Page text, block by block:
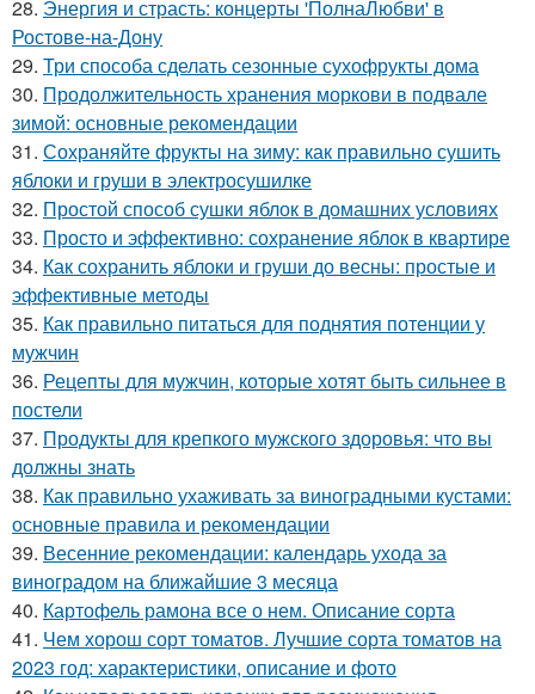
28. Энергия и страсть: концерты 'ПолнаЛюбви' в
Ростове-на-Дону
29. Три способа сделать сезонные сухофрукты дома
30. Продолжительность хранения моркови в подвале
зимой: основные рекомендации
31. Сохраняйте фрукты на зиму: как правильно сушить
яблоки и груши в электросушилке
32. Простой способ сушки яблок в домашних условиях
33. Просто и эффективно: сохранение яблок в квартире
34. Как сохранить яблоки и груши до весны: простые и
эффективные методы
35. Как правильно питаться для поднятия потенции у
мужчин
36. Рецепты для мужчин, которые хотят быть сильнее в
постели
37. Продукты для крепкого мужского здоровья: что вы
должны знать
38. Как правильно ухаживать за виноградными кустами:
основные правила и рекомендации
39. Весенние рекомендации: календарь ухода за
виноградом на ближайшие 3 месяца
40. Картофель рамона все о нем. Описание сорта
41. Чем хорош сорт томатов. Лучшие сорта томатов на
2023 год: характеристики, описание и фото